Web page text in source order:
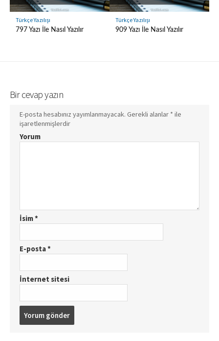
Türkçe Yazılışı
797 Yazı İle Nasıl Yazılır
Türkçe Yazılışı
909 Yazı İle Nasıl Yazılır
Bir cevap yazın
E-posta hesabınız yayımlanmayacak. Gerekli alanlar * ile
işaretlenmişlerdir
Yorum
İsim*
E-posta*
İnternet sitesi